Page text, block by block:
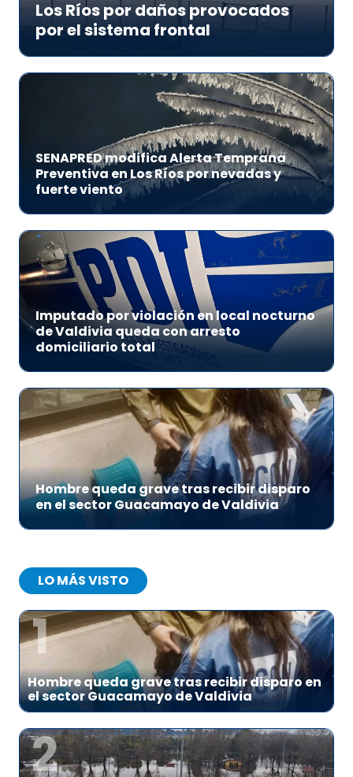
Los Ríos por daños provocados
por el sistema frontal
SENAPRED modifica Alerta Temprana
Preventiva en Los Ríos por nevadas y
fuerte viento
Imputado por violación en local nocturno
de Valdivia queda con arresto
domiciliario total
Hombre queda grave tras recibir disparo
en el sector Guacamayo de Valdivia
LO MÁS VISTO
1
Hombre queda grave tras recibir disparo en
el sector Guacamayo de Valdivia
2